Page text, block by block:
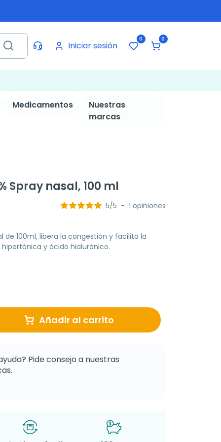
Iniciar sesión
0 0
Medicamentos
Nuestras
marcas
Spray nasal, 100 ml
5/5 - 1 opiniones
de 100ml, libera la congestión y facilita la
y ácido hialurónico.
Añadir al carrito
Pide consejo a nuestras